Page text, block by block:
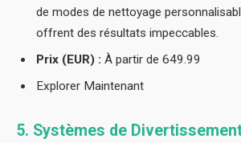
de modes de nettoyage
offrent des résultats impeccables.
Prix (EUR) : À partir de 649.99
Explorer Maintenant
5. Systèmes de